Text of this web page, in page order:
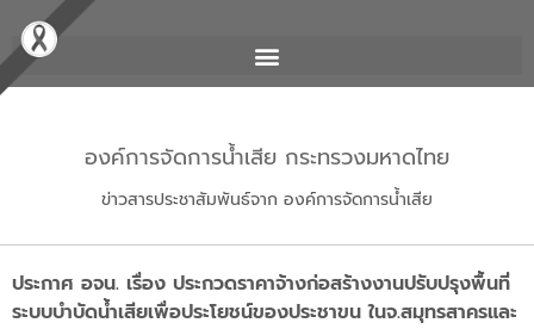
องค์การจัดการน้ำเสีย กระทรวงมหาดไทย
ข่าวสารประชาสัมพันธ์จาก องค์การจัดการน้ำเสีย
ประกาศ อจน. เรื่อง ประกวดราคาจ้างก่อสร้างงานปรับปรุงพื้นที่
ระบบบำบัดน้ำเสียเพื่อประโยชน์ของประชาขน ในจ.สมุทรสาครและ